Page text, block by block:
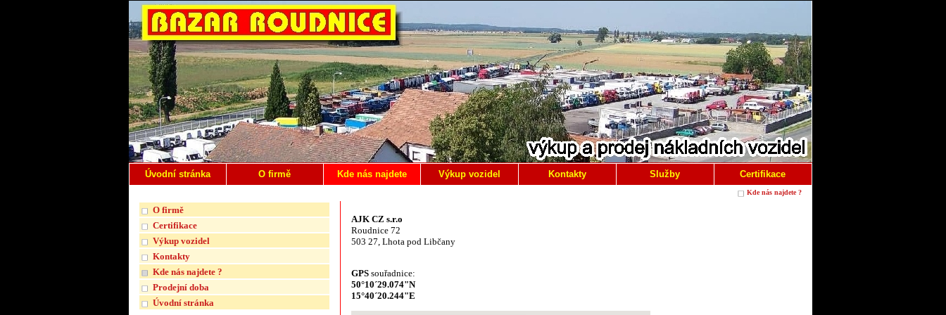
Úvodní stránka O firmě Kde nás najdete Výkup vozidel Kontakty Služby Certifikace
Kde nás najdete ?
O firmě
Certifikace
Výkup vozidel
Kontakty
Kde nás najdete ?
Prodejní doba
Úvodní stránka
AJK CZ s.r.o
Roudnice 72
503 27, Lhota pod Libčany
GPSsouřadnice:
50°10´29.074"N
15°40´20.244"E